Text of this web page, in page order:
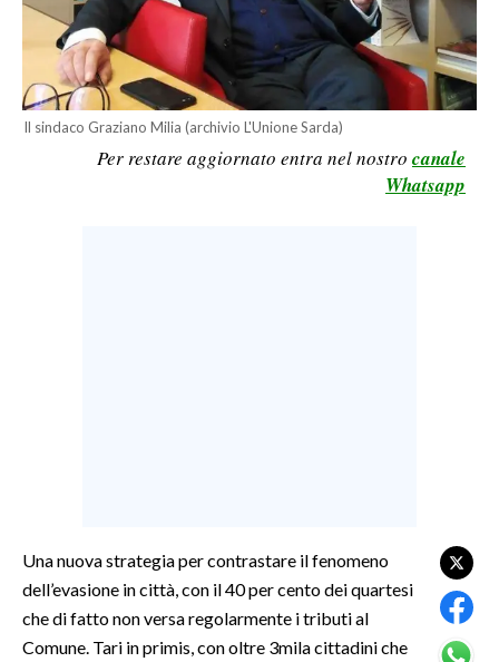
SPORT IN SARDEGNA
SPORT
SALUTE
SARDEGNA TURISMO
Il sindaco Graziano Milia (archivio L'Unione Sarda)
Per restare aggiornato entra nel nostro canale
Whatsapp
Una nuova strategia per contrastare il fenomeno
dell’evasione in città, con il 40 per cento dei quartesi
che di fatto non versa regolarmente i tributi al
Comune. Tari in primis, con oltre 3mila cittadini che